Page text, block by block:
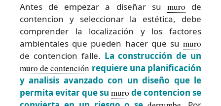
Antes de empezar a diseñar su muro de
contencion y seleccionar la estética, debe
comprender la localización y los factores
ambientales que pueden hacer que su muro
de contencion falle. La construcción de un
muro de contención requiere una planificación
y analisis avanzado con un diseño que le
permita evitar que su muro de contencion se